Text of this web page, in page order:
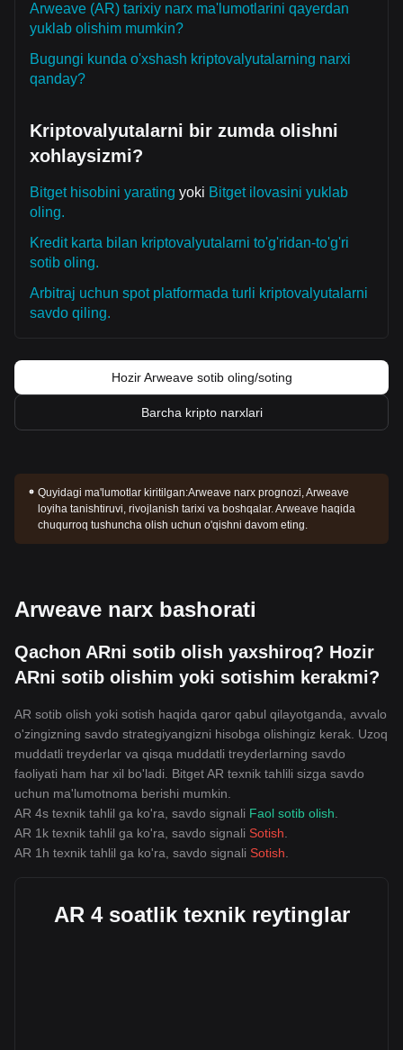
Arweave (AR) tarixiy narx ma'lumotlarini qayerdan
yuklab olishim mumkin?
Bugungi kunda o'xshash kriptovalyutalarning narxi
qanday?
Kriptovalyutalarni bir zumda olishni
xohlaysizmi?
Bitget hisobini yarating yoki Bitget ilovasini yuklab
oling.
Kredit karta bilan kriptovalyutalarni to'g'ridan-to'g'ri
sotib oling.
Arbitraj uchun spot platformada turli kriptovalyutalarni
savdo qiling.
Hozir Arweave sotib oling/soting
Barcha kripto narxlari
Quyidagi ma'lumotlar kiritilgan:Arweave narx prognozi, Arweave
loyiha tanishtiruvi, rivojlanish tarixi va boshqalar. Arweave haqida
chuqurroq tushuncha olish uchun o'qishni davom eting.
Arweave narx bashorati
Qachon ARni sotib olish yaxshiroq? Hozir
ARni sotib olishim yoki sotishim kerakmi?
AR sotib olish yoki sotish haqida qaror qabul qilayotganda, avvalo
o'zingizning savdo strategiyangizni hisobga olishingiz kerak. Uzoq
muddatli treyderlar va qisqa muddatli treyderlarning savdo
faoliyati ham har xil bo'ladi. Bitget AR texnik tahlili sizga savdo
uchun ma'lumotnoma berishi mumkin.
AR 4s texnik tahlil ga ko'ra, savdo signali Faol sotib olish
AR 1k texnik tahlil ga ko'ra, savdo signali Sotish
AR 1h texnik tahlil ga ko'ra, savdo signali Sotish
AR 4 soatlik texnik reytinglar